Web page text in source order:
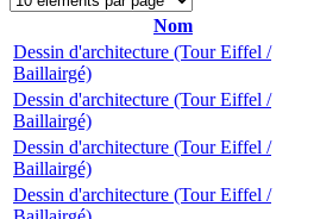
Nom
Dessin d'architecture (Tour Eiffel /
Baillairgé)
Dessin d'architecture (Tour Eiffel /
Baillairgé)
Dessin d'architecture (Tour Eiffel /
Baillairgé)
Dessin d'architecture (Tour Eiffel /